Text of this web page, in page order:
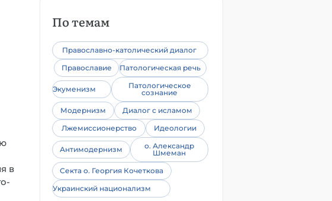
в
По темам
Православно-католический диалог
Православие
Патологическая речь
Экуменизм
Патологическое
сознание
Модернизм
Диалог с исламом
Лжемиссионерство
Идеологии
Антимодернизм
о. Александр
Шмеман
Секта о. Георгия Кочеткова
Украинский национализм